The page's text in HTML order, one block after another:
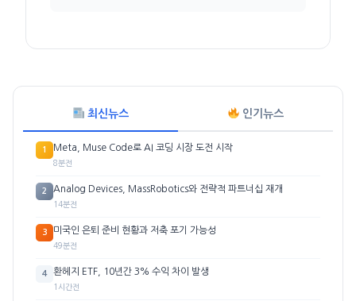
최신뉴스 인기뉴스
1 Meta, Muse Code로 AI 코딩 시장 도전 시작
8분전
2 Analog Devices, MassRobotics와 전략적 파트너십 재개
14분전
3 미국인 은퇴 준비 현황과 저축 포기 가능성
49분전
4 환헤지 ETF, 10년간 3% 수익 차이 발생
1시간전